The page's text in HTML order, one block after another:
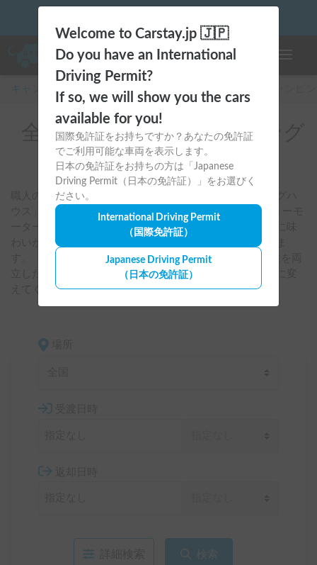
Welcome to Carstay.jp 🇯🇵
Do you have an International
Driving Permit?
If so, we will show you the cars
available for you!
国際免許証をお持ちですか？あなたの免許証
でご利用可能な車両を表示します。
日本の免許証をお持ちの方は「Japanese
Driving Permit（日本の免許証）」をお選びく
ださい。
International Driving Permit
（国際免許証）
Japanese Driving Permit
（日本の免許証）
キャンピングカー・車中泊スポット予約はCarstay
全国のレンタルキャンピング
カー(katomotor)
職人の手による美しい木工家具が、まるで「森の中のログハ
ウス」のような空間を演出するビルダーkatomotor（カトーモ
ーター）。天然木を贅沢に使った内装は、使い込むほどに味
わいが増し、心からリラックスできる温もりに満ちていま
す。「DD」や「ロングトレイン」など、機能性と芸術性を両
立した車両は、大切な人と過ごす時間をより特別なものに変
えてくれる、日本が誇る高品質なブランドです。
検索